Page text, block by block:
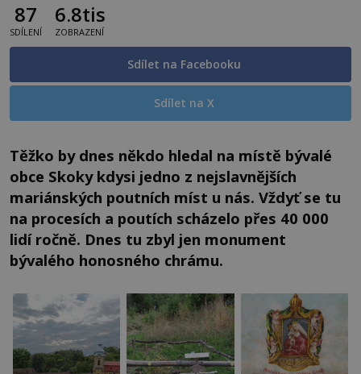
87
SDÍLENÍ
6.8tis
ZOBRAZENÍ
Sdílet na Facebooku
Sdílet na X
Těžko by dnes někdo hledal na místě bývalé
obce Skoky kdysi jedno z nejslavnějších
mariánských poutních míst u nás. Vždyť se tu
na procesích a poutích scházelo přes 40 000
lidí ročně. Dnes tu zbyl jen monument
bývalého honosného chrámu.